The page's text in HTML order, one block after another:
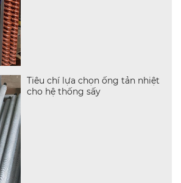
Tiêu chí lựa chọn ống tản nhiệt
cho hệ thống sấy